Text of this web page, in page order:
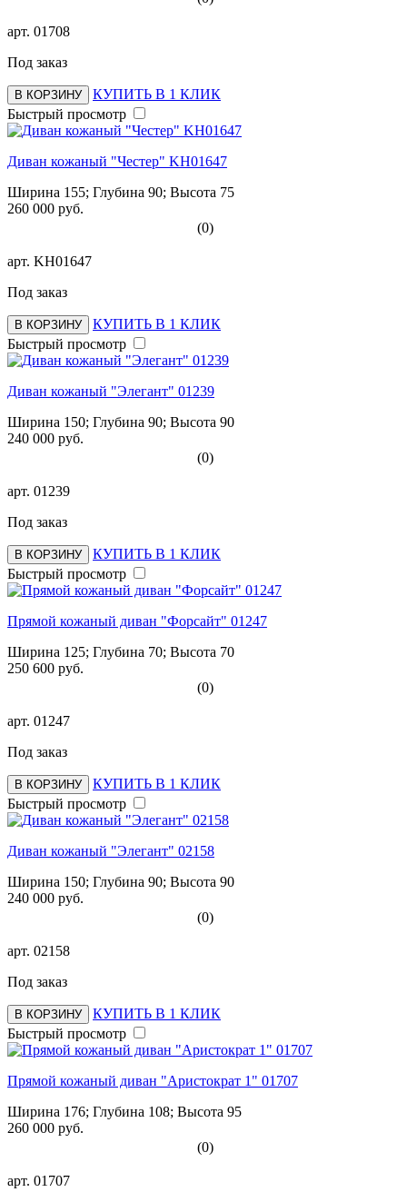
арт. 01708
Под заказ
В КОРЗИНУ
КУПИТЬ В 1 КЛИК
Быстрый просмотр
Диван кожаный "Честер" KH01647
Ширина 155; Глубина 90; Высота 75
260 000 руб.
(0)
арт. KH01647
Под заказ
В КОРЗИНУ
КУПИТЬ В 1 КЛИК
Быстрый просмотр
Диван кожаный "Элегант" 01239
Ширина 150; Глубина 90; Высота 90
240 000 руб.
(0)
арт. 01239
Под заказ
В КОРЗИНУ
КУПИТЬ В 1 КЛИК
Быстрый просмотр
Прямой кожаный диван "Форсайт" 01247
Ширина 125; Глубина 70; Высота 70
250 600 руб.
(0)
арт. 01247
Под заказ
В КОРЗИНУ
КУПИТЬ В 1 КЛИК
Быстрый просмотр
Диван кожаный "Элегант" 02158
Ширина 150; Глубина 90; Высота 90
240 000 руб.
(0)
арт. 02158
Под заказ
В КОРЗИНУ
КУПИТЬ В 1 КЛИК
Быстрый просмотр
Прямой кожаный диван "Аристократ 1" 01707
Ширина 176; Глубина 108; Высота 95
260 000 руб.
(0)
арт. 01707